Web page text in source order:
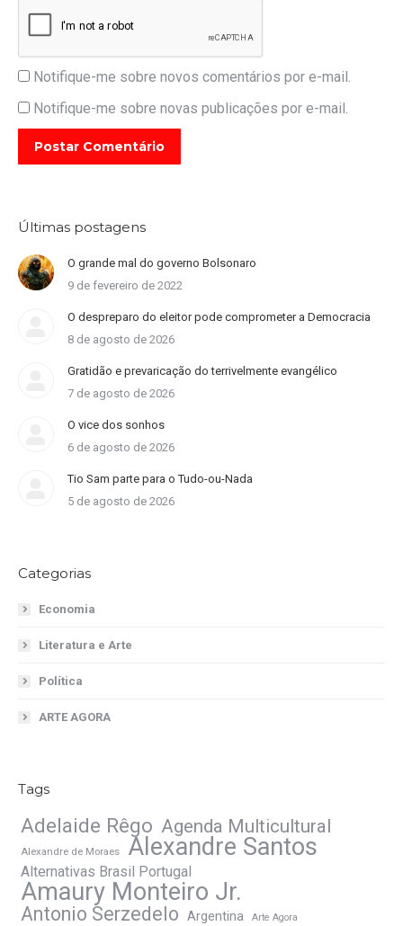
Notifique-me sobre novos comentários por e-mail.
Notifique-me sobre novas publicações por e-mail.
Postar Comentário
Últimas postagens
O grande mal do governo Bolsonaro
9 de fevereiro de 2022
O despreparo do eleitor pode comprometer a Democracia
8 de agosto de 2026
Gratidão e prevaricação do terrivelmente evangélico
7 de agosto de 2026
O vice dos sonhos
6 de agosto de 2026
Tio Sam parte para o Tudo-ou-Nada
5 de agosto de 2026
Categorias
Economia
Literatura e Arte
Política
ARTE AGORA
Tags
Adelaide Rêgo Agenda Multicultural
Alexandre de Moraes Alexandre Santos
Alternativas Brasil Portugal
Amaury Monteiro Jr.
Antonio Serzedelo Argentina Arte Agora